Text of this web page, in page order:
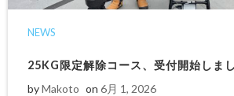
NEWS
25KG限定解除コース、受付開始しま
byMakoto on 6月 1, 2026